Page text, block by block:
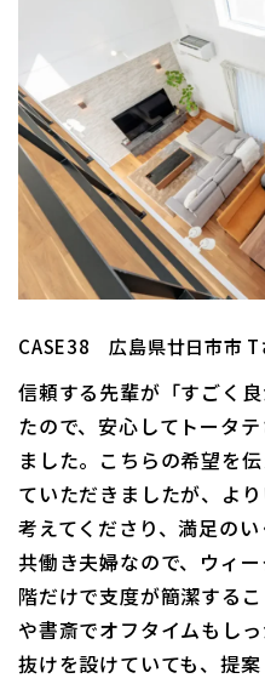
CASE38 広島県廿日市市 T
信頼する先輩が「すごく
たので、安心してトータ
ました。こちらの希望を
ていただきましたが、よ
考えてくださり、満足の
共働き夫婦なので、ウィ
階だけで支度が簡潔する
や書斎でオフタイムもし
抜けを設けていても、提